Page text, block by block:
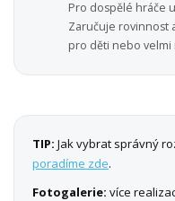
Pro dospělé hráče
Zaručuje rovinnost
pro děti nebo
TIP: Jak vybrat správný
poradíme zde.
Fotogalerie: více